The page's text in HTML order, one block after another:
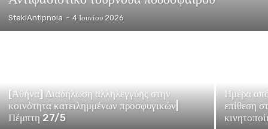
StekiAntipnoia - 4 Ιουνίου 2026
[Αθήνα] Διαδήλωση αλληλεγγύης στην
κοινότητα κατειλημμένων προσφυγικών|
Πέμπτη 27/5
Ημέρα
επίθεση